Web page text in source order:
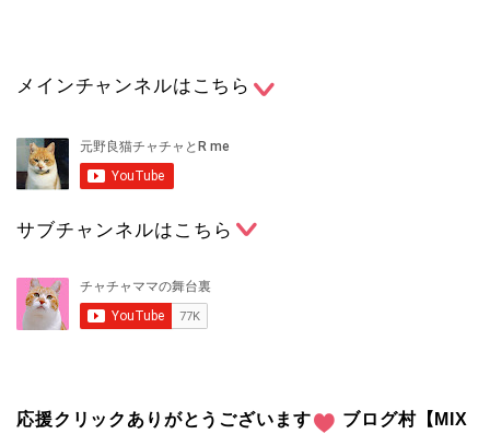
メインチャンネルはこちら
サブチャンネルはこちら
応援クリックありがとうございます
ブログ村【MIX